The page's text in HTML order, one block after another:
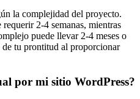
la complejidad del proyecto.
2-4 semanas, mientras
puede llevar 2-4 meses o
tu prontitud al proporcionar
por mi sitio WordPress?